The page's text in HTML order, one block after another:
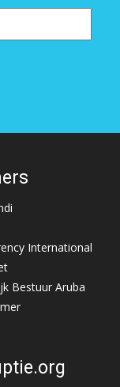
International
Bestuur Aruba